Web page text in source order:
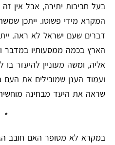
בעל חביבות יתירה, אבל אין
המקרא מידי פשוטו. ייתכן
דברים שעם ישראל לא ראה.
הארץ בכמה ממסעותיו במדבר
אליה, ומשה מעוניין להיעזר בו
ועמוד הענן שמובילים את
שראה את היעד מבחינה
*
במקרא לא מסופר האם חובב